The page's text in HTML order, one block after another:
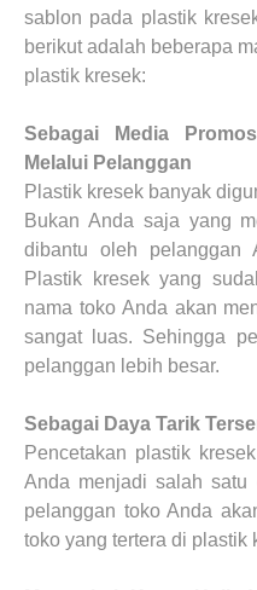
sablon pada plastik
berikut adalah beberapa
plastik kresek:
Sebagai Media
Melalui Pelanggan
Plastik kresek banyak
Bukan Anda saja yang
dibantu oleh pelanggan
Plastik kresek yang
nama toko Anda akan
sangat luas. Sehingga
pelanggan lebih besar.
Sebagai Daya Tarik
Pencetakan plastik
Anda menjadi salah satu
pelanggan toko Anda
toko yang tertera di plastik